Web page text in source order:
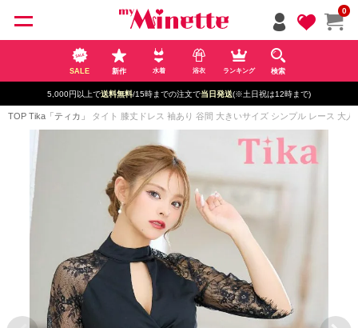
0
SALE 新作 水着 浴衣 ランキング 検索
5,000円以上で送料無料/15時までの注文で当日発送(※土日祝は12時まで)
TOP Tika「ティカ」 タイト 膝丈ドレス 袖あり 谷間 大きいサイズ シンプル レース 大
ペー
ジト
ップ